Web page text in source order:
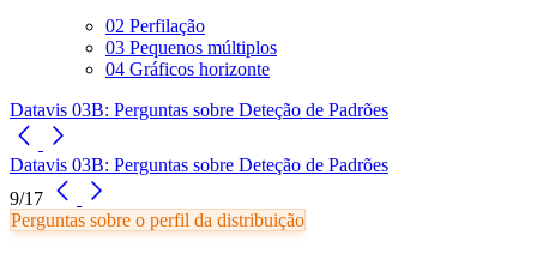
02 Perfilação
03 Pequenos múltiplos
04 Gráficos horizonte
Datavis 03B: Perguntas sobre Deteção de Padrões
Datavis 03B: Perguntas sobre Deteção de Padrões
9/17
Perguntas sobre o perfil da distribuição